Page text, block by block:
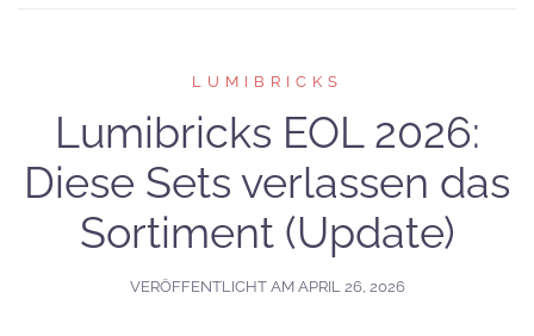
LUMIBRICKS
Lumibricks EOL 2026:
Diese Sets verlassen das
Sortiment (Update)
VERÖFFENTLICHT AM APRIL 26, 2026